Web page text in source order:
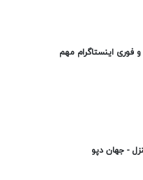
فوری اینستاگرام مهم
- جهان دپو